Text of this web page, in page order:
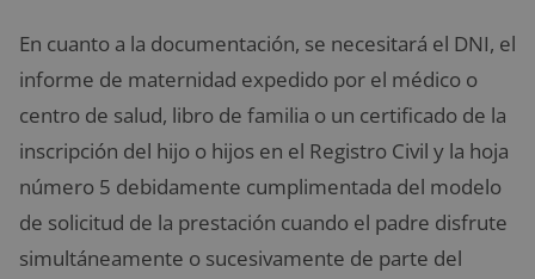
En cuanto a la documentación, se necesitará el DNI, el
informe de maternidad expedido por el médico o
centro de salud, libro de familia o un certificado de la
inscripción del hijo o hijos en el Registro Civil y la hoja
número 5 debidamente cumplimentada del modelo
de solicitud de la prestación cuando el padre disfrute
simultáneamente o sucesivamente de parte del